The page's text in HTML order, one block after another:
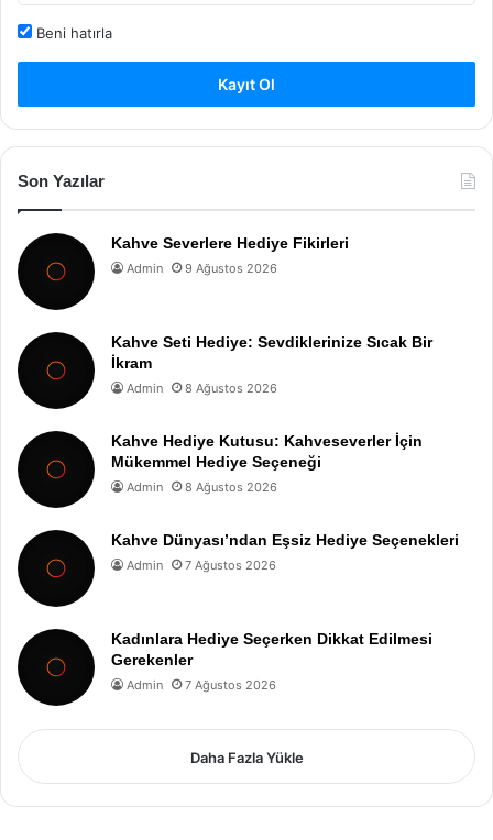
Beni hatırla
Kayıt Ol
Son Yazılar
Kahve Severlere Hediye Fikirleri
Admin 9 Ağustos 2026
Kahve Seti Hediye: Sevdiklerinize Sıcak Bir
İkram
Admin 8 Ağustos 2026
Kahve Hediye Kutusu: Kahveseverler İçin
Mükemmel Hediye Seçeneği
Admin 8 Ağustos 2026
Kahve Dünyası’ndan Eşsiz Hediye Seçenekleri
Admin 7 Ağustos 2026
Kadınlara Hediye Seçerken Dikkat Edilmesi
Gerekenler
Admin 7 Ağustos 2026
Daha Fazla Yükle